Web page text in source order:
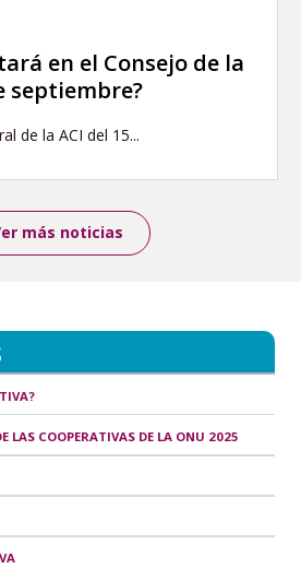
en el Consejo de la
septiembre?
de la ACI del 15...
más noticias
LAS COOPERATIVAS DE LA ONU 2025